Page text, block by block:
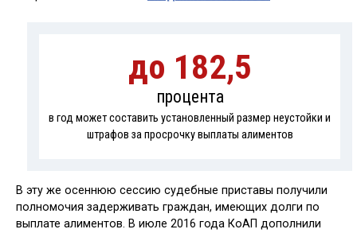
до 182,5
процента
в год может составить установленный размер неустойки и
штрафов за просрочку выплаты алиментов
В эту же осеннюю сессию судебные приставы получили
полномочия задерживать граждан, имеющих долги по
выплате алиментов. В июле 2016 года КоАП дополнили